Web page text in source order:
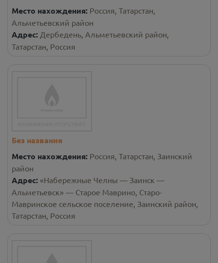
Место нахождения: Россия, Татарстан,
Альметьевский район
Адрес: Дербедень, Альметьевский район,
Татарстан, Россия
Без названия
Место нахождения: Россия, Татарстан, Заинский
район
Адрес: «Набережные Челны — Заинск —
Альметьевск» — Старое Маврино, Старо-
Мавринское сельское поселение, Заинский район,
Татарстан, Россия